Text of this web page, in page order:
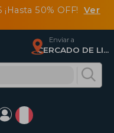
50% OFF! Ver
Enviar a
CERCADO DE LIMA, Lima